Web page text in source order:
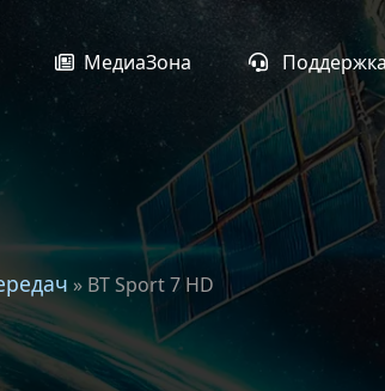
МедиаЗона
» BT Sport 7 HD